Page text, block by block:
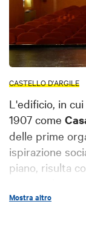
CASTELLO D'ARGILE
L'edificio, in
1907 come
delle prime
ispirazione
piano, risulta
in legno, che
Mostra altro